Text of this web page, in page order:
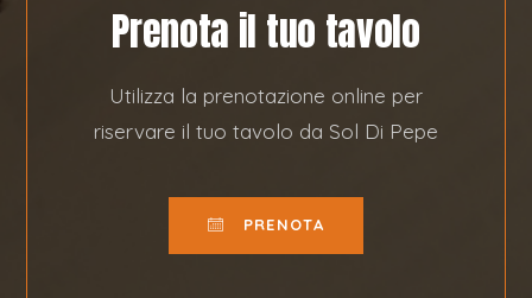
Prenota il tuo tavolo
Utilizza la prenotazione online per
riservare il tuo tavolo da Sol Di Pepe
PRENOTA